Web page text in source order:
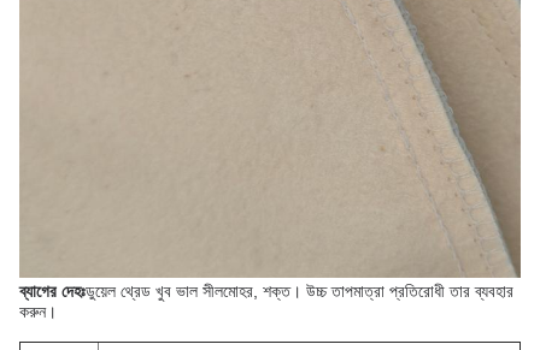
ব্যাগের দেহঃডুয়েল থ্রেড খুব ভাল সীলমোহর, শক্ত। উচ্চ তাপমাত্রা প্রতিরোধী তার ব্যবহার
করুন।